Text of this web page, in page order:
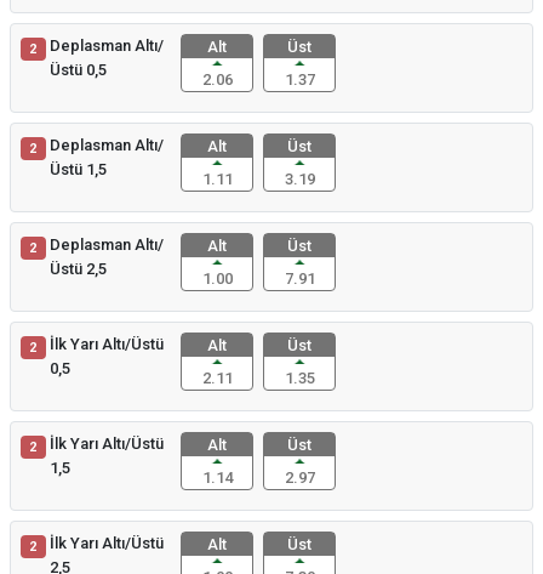
2
Deplasman Altı/
Üstü 0,5
Alt
2.06
Üst
1.37
2
Deplasman Altı/
Üstü 1,5
Alt
1.11
Üst
3.19
2
Deplasman Altı/
Üstü 2,5
Alt
1.00
Üst
7.91
2
İlk Yarı Altı/Üstü
0,5
Alt
2.11
Üst
1.35
2
İlk Yarı Altı/Üstü
1,5
Alt
1.14
Üst
2.97
2
İlk Yarı Altı/Üstü
2,5
Alt
Üst